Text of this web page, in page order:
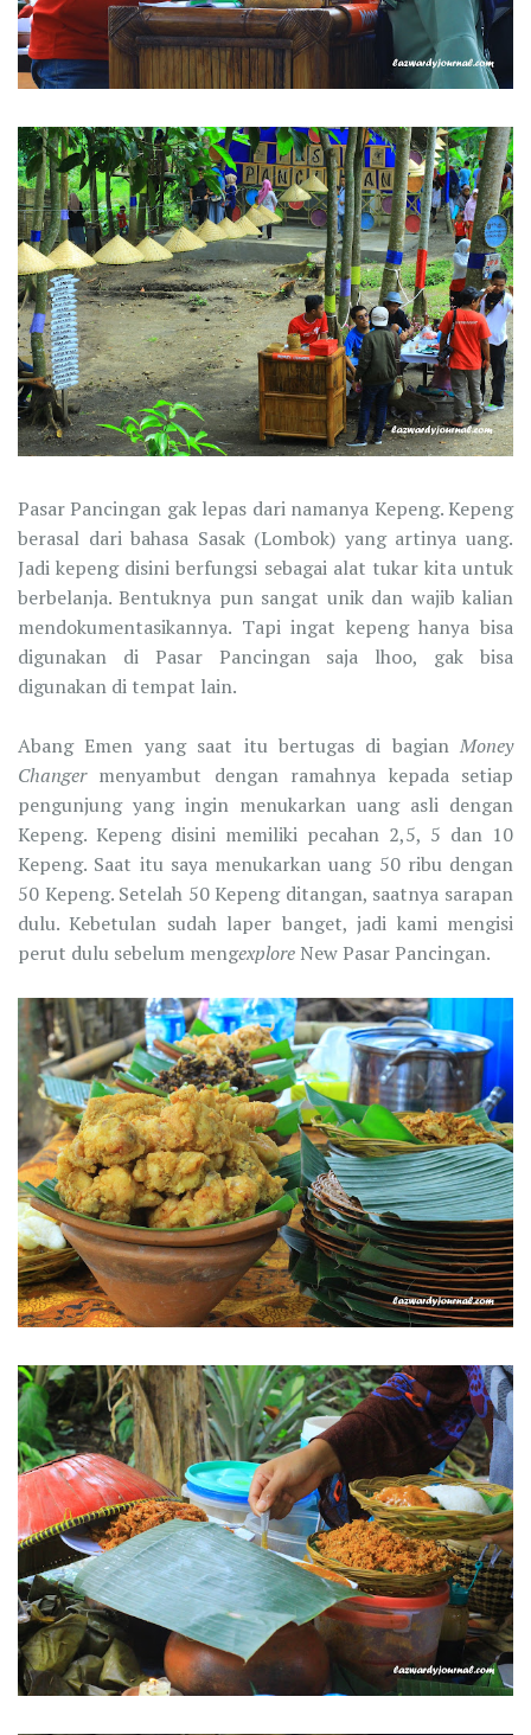
Pasar Pancingan gak lepas dari namanya Kepeng. Kepeng
berasal dari bahasa Sasak (Lombok) yang artinya uang.
Jadi kepeng disini berfungsi sebagai alat tukar kita untuk
berbelanja. Bentuknya pun sangat unik dan wajib kalian
mendokumentasikannya. Tapi ingat kepeng hanya bisa
digunakan di Pasar Pancingan saja lhoo, gak bisa
digunakan di tempat lain.
Abang Emen yang saat itu bertugas di bagian Money
Changer menyambut dengan ramahnya kepada setiap
pengunjung yang ingin menukarkan uang asli dengan
Kepeng. Kepeng disini memiliki pecahan 2,5, 5 dan 10
Kepeng. Saat itu saya menukarkan uang 50 ribu dengan
50 Kepeng. Setelah 50 Kepeng ditangan, saatnya sarapan
dulu. Kebetulan sudah laper banget, jadi kami mengisi
perut dulu sebelum mengexplore New Pasar Pancingan.